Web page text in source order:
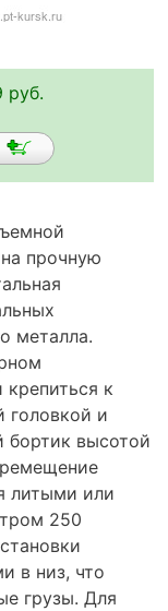
руб.
прочную
металла.
к
головкой и
высотой
литыми или
250
в низ, что
грузы. Для